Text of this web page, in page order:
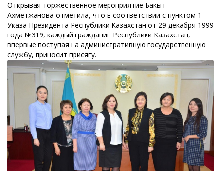
Открывая торжественное мероприятие Бакыт
Ахметжанова отметила, что в соответствии с пунктом 1
Указа Президента Республики Казахстан от 29 декабря 1999
года №319, каждый гражданин Республики Казахстан,
впервые поступая на административную государственную
службу, приносит присягу.